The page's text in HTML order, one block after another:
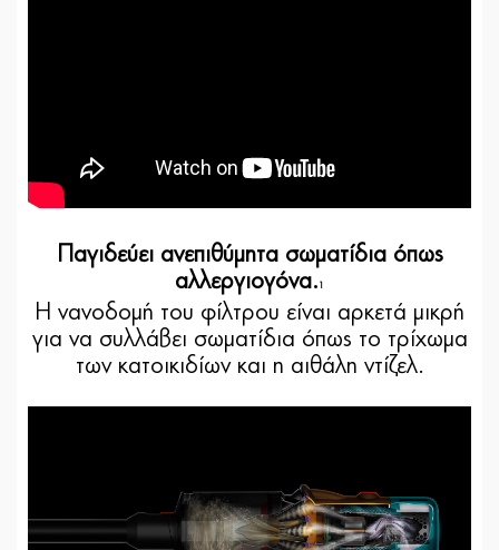
Παγιδεύει ανεπιθύμητα σωματίδια όπως
αλλεργιογόνα. 1
Η νανοδομή του φίλτρου είναι αρκετά μικρή
για να συλλάβει σωματίδια όπως το τρίχωμα
των κατοικιδίων και η αιθάλη ντίζελ.